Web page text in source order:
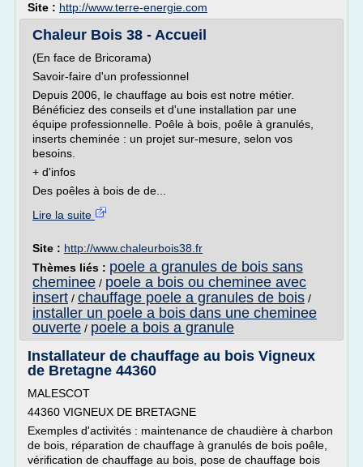
Site : http://www.terre-energie.com
Chaleur Bois 38 - Accueil
(En face de Bricorama)
Savoir-faire d'un professionnel
Depuis 2006, le chauffage au bois est notre métier.
Bénéficiez des conseils et d'une installation par une
équipe professionnelle. Poêle à bois, poêle à granulés,
inserts cheminée : un projet sur-mesure, selon vos
besoins.
+ d'infos
Des poêles à bois de de...
Lire la suite
Site : http://www.chaleurbois38.fr
Thèmes liés : poele a granules de bois sans
cheminee / poele a bois ou cheminee avec
insert / chauffage poele a granules de bois /
installer un poele a bois dans une cheminee
ouverte / poele a bois a granule
Installateur de chauffage au bois Vigneux
de Bretagne 44360
MALESCOT
44360 VIGNEUX DE BRETAGNE
Exemples d'activités : maintenance de chaudière à charbon
de bois, réparation de chauffage à granulés de bois poêle,
vérification de chauffage au bois, pose de chauffage bois